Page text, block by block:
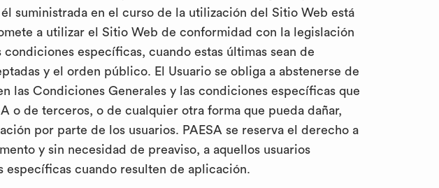
suministrada en el curso de la utilización del Sitio Web está
a utilizar el Sitio Web de conformidad con la legislación
específicas, cuando estas últimas sean de
y el orden público. El Usuario se obliga a abstenerse de
Condiciones Generales y las condiciones específicas que
o de terceros, o de cualquier otra forma que pueda dañar,
por parte de los usuarios. PAESA se reserva el derecho a
y sin necesidad de preaviso, a aquellos usuarios
específicas cuando resulten de aplicación.